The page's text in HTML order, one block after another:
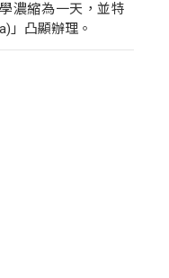
濃縮為一天，並特
」凸顯辦理。